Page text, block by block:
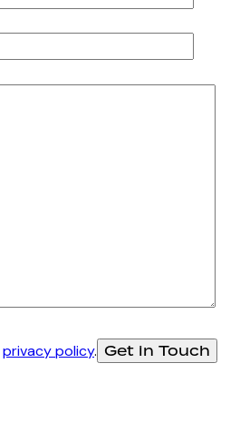
privacy policy.